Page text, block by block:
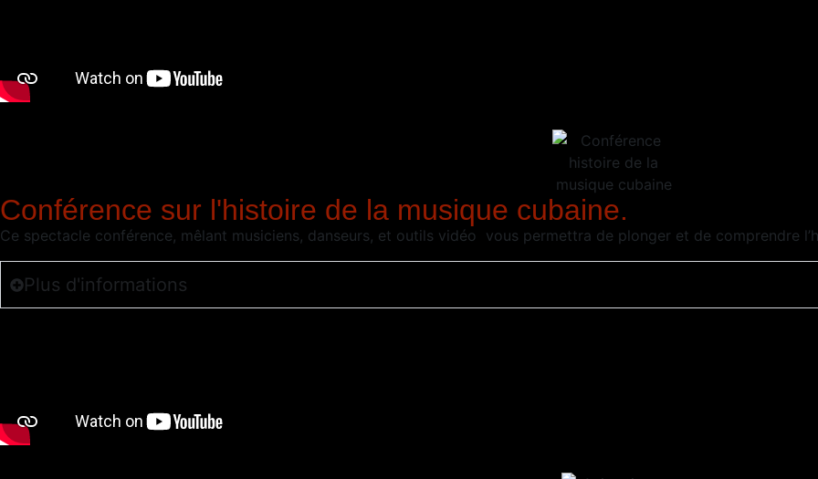
Conférence sur l'histoire de la musique cubaine.
Ce spectacle conférence, mêlant musiciens, danseurs, et outils vidéo vous permettra de plonger et de comprendre
Plus d'informations